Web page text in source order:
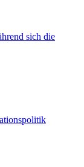
sich die